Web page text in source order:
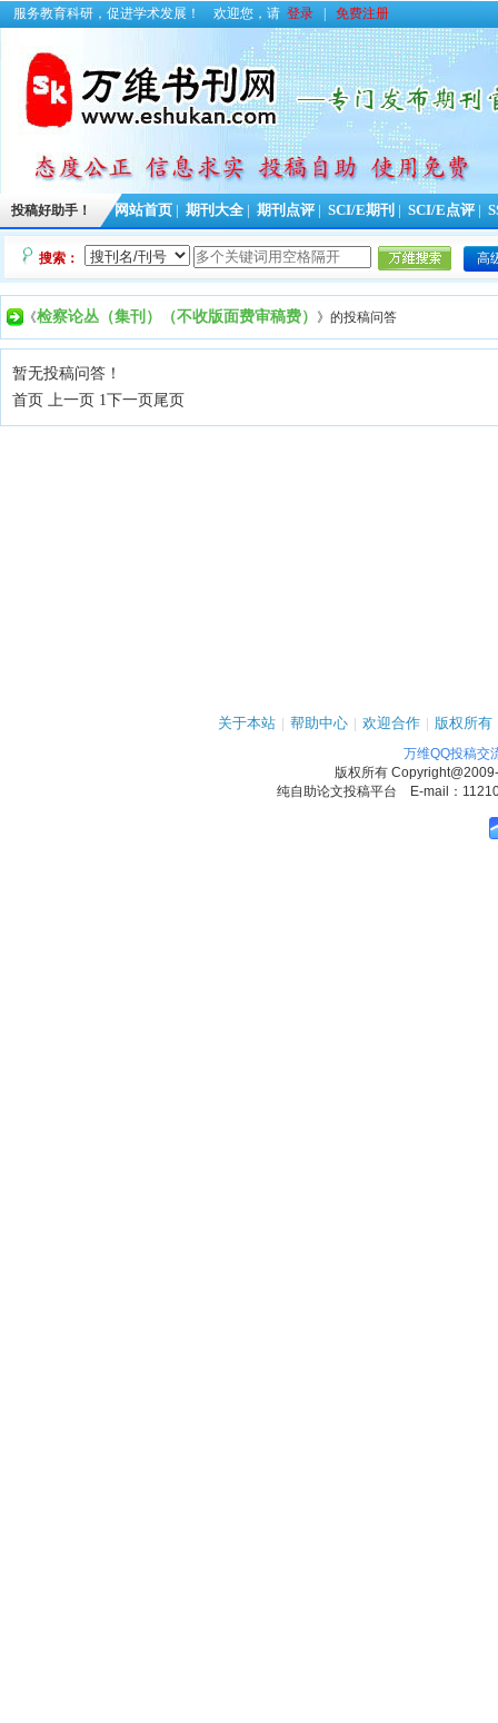
服务教育科研，促进学术发展！ 欢迎您，请 登录 免费注册
投稿好助手！ 网站首页 期刊大全 期刊点评 SCI/E期刊 SCI/E点评
搜索： 高
《检察论丛（集刊）（不收版面费审稿费） 》的投稿问答
暂无投稿问答！
首页 上一页 1下一页尾页
关于本站 | 帮助中心 | 欢迎合作 | 版权所有
万维QQ投稿交
版权所有
纯自助论文投稿平台 E-mail：